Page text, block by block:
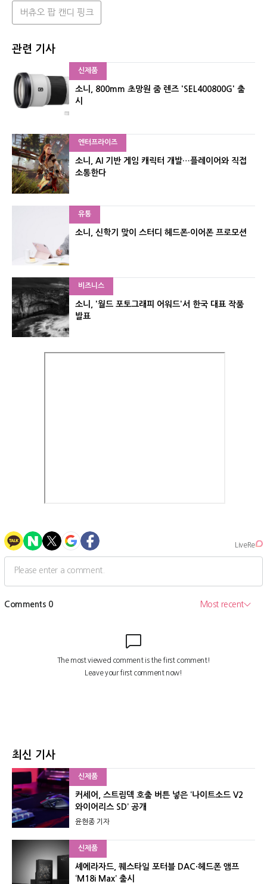
버츄오 팝 캔디 핑크
관련 기사
신제품
소니, 800mm 초망원 줌 렌즈 'SEL400800G' 출
시
엔터프라이즈
소니, AI 기반 게임 캐릭터 개발…플레이어와 직접
소통한다
유통
소니, 신학기 맞이 스터디 헤드폰·이어폰 프로모션
비즈니스
소니, '월드 포토그래피 어워드'서 한국 대표 작품
발표
최신 기사
신제품
커세어, 스트림덱 호출 버튼 넣은 ‘나이트소드 V2
와이어리스 SD’ 공개
윤현종 기자
신제품
셰에라자드, 퀘스타일 포터블 DAC·헤드폰 앰프
‘M18i Max’ 출시